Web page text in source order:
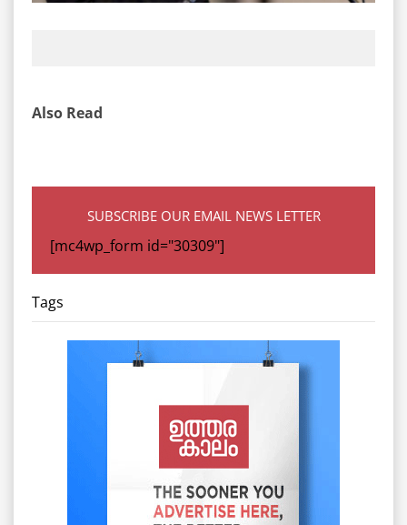
Also Read
SUBSCRIBE OUR EMAIL NEWS LETTER
[mc4wp_form id="30309"]
Tags